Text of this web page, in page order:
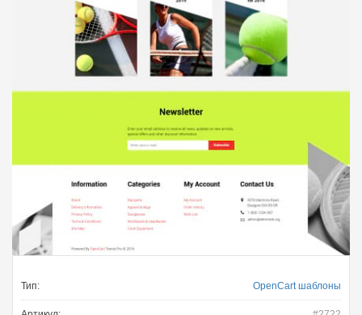
Тип: OpenCart шаблоны